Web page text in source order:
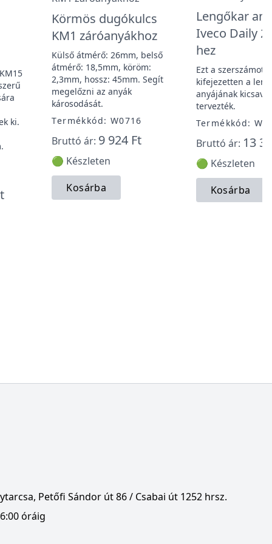
ki.
Körmös dugókulcs
KM1 záróanyákhoz
Külső átmérő: 26mm, belső
átmérő: 18,5mm, köröm:
2,3mm, hossz: 45mm. Segít
megelőzni az anyák
károsodását.
Termékkód: W0716
Bruttó ár: 9 924 Ft
🟢 Készleten
Kosárba
Lengőkar
Iveco Daily
hez
Ezt a szerszámot
kifejezetten a
anyájának
tervezték.
Termékkód:
Bruttó ár: 13
🟢 Készleten
Kosárba
Petőfi Sándor út 86 / Csabai út 1252 hrsz.
óráig